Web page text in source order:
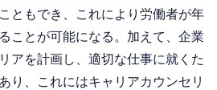
ともでき、これにより労働者が年
ことが可能になる。加えて、企業
アを計画し、適切な仕事に就くた
り、これにはキャリアカウンセリ